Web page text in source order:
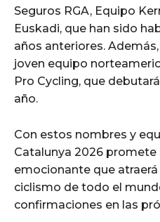
Seguros RGA, Equipo
Euskadi, que han sido
años anteriores.
joven equipo
Pro Cycling, que
año.
Con estos nombres y
Catalunya 2026 promete
emocionante que
ciclismo de todo el
confirmaciones en las